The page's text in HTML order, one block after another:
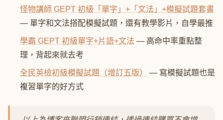
怪物講師 GEPT 初級「單字」+「文法」+模擬試題套書
— 單字和文法搭配模擬試題，還有教學影片，自學最推
學霸 GEPT 初級單字+片語+文法 — 高命中率重點整
理，背起來就去考
全民英檢初級模擬試題（增訂五版）
— 寫模擬試題也是
複習單字的好方式